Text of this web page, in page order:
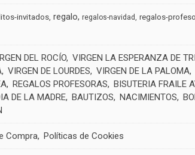
invitados regalo regalos-navidad regalos-
DEL ROCÍO VIRGEN LA ESPERANZA DE
VIRGEN DE LOURDES VIRGEN DE LA PALOMA
REGALOS PROFESORAS BISUTERIA FRAILE
DE LA MADRE BAUTIZOS NACIMIENTOS
Compra Políticas de Cookies